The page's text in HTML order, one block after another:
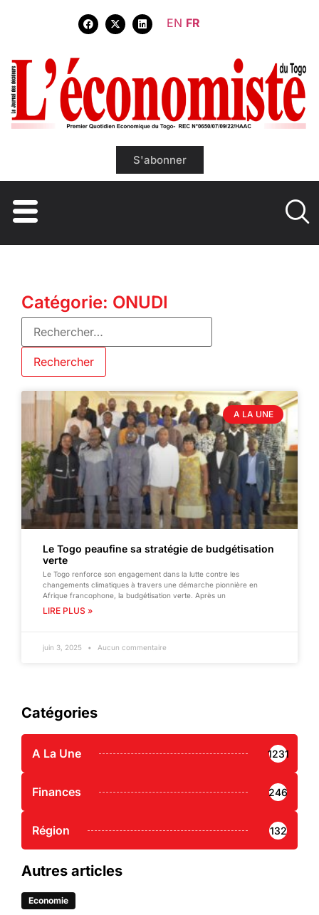
EN FR
S'abonner
Catégorie: ONUDI
A LA UNE
Le Togo peaufine sa stratégie de budgétisation
verte
Le Togo renforce son engagement dans la lutte contre les
changements climatiques à travers une démarche pionnière en
Afrique francophone, la budgétisation verte. Après un
LIRE PLUS »
juin 3, 2025 Aucun commentaire
Catégories
A La Une 1231
Finances 246
Région 132
Autres articles
Economie